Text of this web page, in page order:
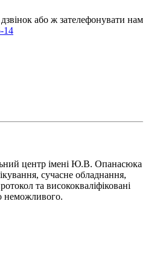
або ж зателефонувати нам
14
центр імені Ю.В. Опанасюка
сучасне обладнання,
та висококваліфіковані
неможливого.